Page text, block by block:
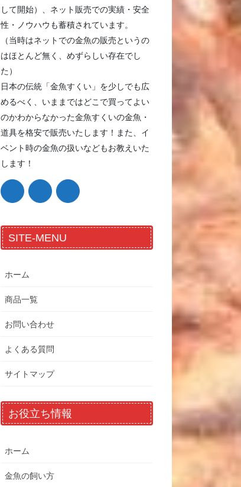
して開始）、ネット販売での実績・安全
性・ノウハウも蓄積されています。
（当時はネットでの金魚の販売というの
はほとんど無く、めずらしい存在でし
た）
日本の伝統「金魚すくい」を少しでも広
めるべく、いままではどこで買ってよい
のかわからなかった金魚すくいの金魚・
道具を格安で販売いたします！また、イ
ベント時の金魚の扱いなどもお教えいた
します！
SITE-MENU
ホーム
商品一覧
お問い合わせ
よくある質問
サイトマップ
お役立ち情報
ホーム
金魚の飼い方